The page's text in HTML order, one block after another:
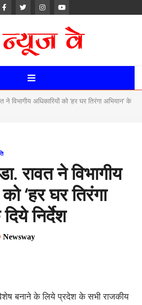
Way:
Pardesh,
ने विभागीय अधिकारियों को ‘हर घर तिरंगा अभियान’ के
रावत ने विभागीय
‘हर घर तिरंगा
निर्देश
Newsway
बनाने के लिये प्रदेश के सभी राजकीय